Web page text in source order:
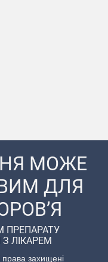
МОЖЕ
ДЛЯ
ПРЕПАРАТУ
ЛІКАРЕМ
захищені